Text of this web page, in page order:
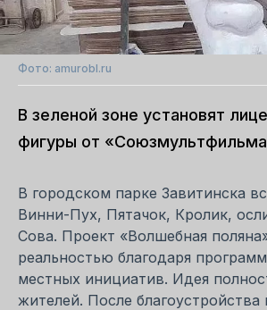
Фото: amurobl.ru
В зеленой зоне установят
фигуры от
В городском парке Завитинска
Винни-Пух, Пятачок, Кролик,
Сова. Проект «Волшебная
реальностью благодаря
местных инициатив. Идея
жителей. После благоустройства